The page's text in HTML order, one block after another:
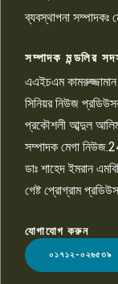
১০
LOGO
ব্যবস্থাপনা সম্পাদকঃ
সম্পাদক মন্ডলির
এএইচএম
সিনিয়র নিউজ
প্রকৌশলী আব্দুল
সম্পাদক মেগা
ডাঃ শাহেদ ইমরান
গেষ্ট প্রোগ্রাম
যোগাযোগ করুন
০১৭১২-০২৬৫৩৯